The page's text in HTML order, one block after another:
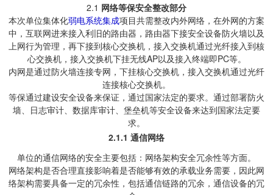
2.1 网络等保安全整改部分
本次单位集体化弱电系统集成项目共需整改内外网络，在外网的方案
中，互联网进来接入利旧的路由器，路由器下接安全设备防火墙以及
上网行为管理，再下接到核心交换机，接入交换机通过光纤接入到核
心交换机，接入交换机下挂无线AP以及接入终端即PC等。
内网是通过防火墙连接专网，下挂核心交换机，接入交换机通过光纤
连接核心交换机。
等保通过建设安全设备来保证，通过国家法定的要求。通过部署防火
墙、日志审计、数据库审计、堡垒机等安全设备来达到国家法定要
求。
2.1.1 通信网络
单位的通信网络的安全主要包括：网络架构安全冗余性等方面。
网络架构是否合理直接影响着是否能够有效的承载业务需要，因此网
络架构需要具备一定的冗余性，包括通信链路的冗余，通信设备的冗